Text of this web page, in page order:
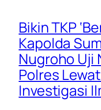
Bikin TKP
Kapolda
Nugroho Uji
Polres
Investigasi